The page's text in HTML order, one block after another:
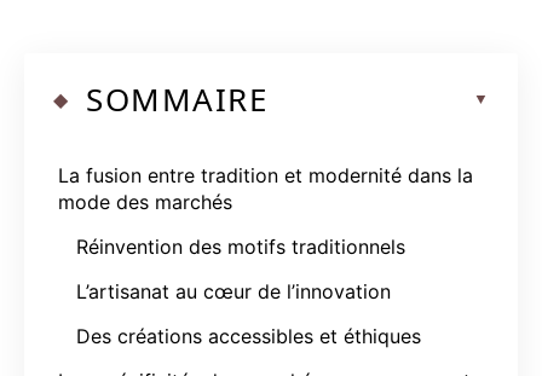
SOMMAIRE
La fusion entre tradition et modernité dans la
mode des marchés
Réinvention des motifs traditionnels
L’artisanat au cœur de l’innovation
Des créations accessibles et éthiques